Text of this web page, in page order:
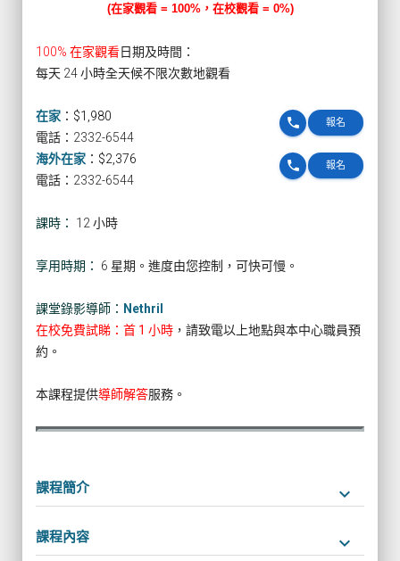
(在家觀看 = 100%，在校觀看 = 0%)
100% 在家觀看日期及時間：
每天 24 小時全天候不限次數地觀看
在家 ： $1,980 報名
phone
電話：2332-6544
海外在家 ： $2,376 報名
phone
電話：2332-6544
課時： 12 小時
享用時期： 6 星期。進度由您控制，可快可慢。
課堂錄影導師： Nethril
在校免費試睇：首 1 小時 ，請致電以上地點與本中心職員預
約。
本課程提供導師解答服務。
課程簡介 keyboard_arrow_down
課程內容 keyboard_arrow_down